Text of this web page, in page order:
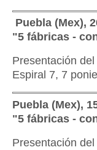
Puebla (Mex),
"5 fábricas -
Presentación
Espiral 7, 7
Puebla (Mex),
"5 fábricas -
Presentación